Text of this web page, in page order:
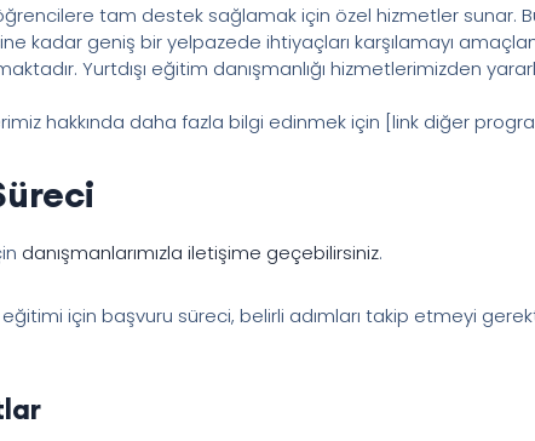
tam destek sağlamak için özel hizmetler sunar.
kadar geniş bir yelpazede ihtiyaçları karşılamayı
Yurtdışı eğitim danışmanlığı hizmetlerimizden
hakkında daha fazla bilgi edinmek için [link diğer
danışmanlarımızla iletişime geçebilirsiniz.
için başvuru süreci, belirli adımları takip etmeyi